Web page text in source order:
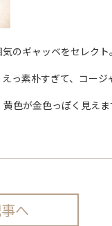
のギャッベをセレクト。
っ素朴すぎて、コージ
色が金色っぽく見えま
へ